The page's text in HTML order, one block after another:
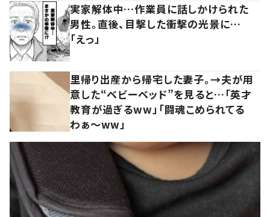
実家解体中…作業員に話しかけられた
男性。直後、目撃した衝撃の光景に…
「えっ」
里帰り出産から帰宅した妻子。→夫が用
意した“ベビーベッド”を見ると…「英才
教育が過ぎるww」「闘魂こめられてる
わぁ～ww」